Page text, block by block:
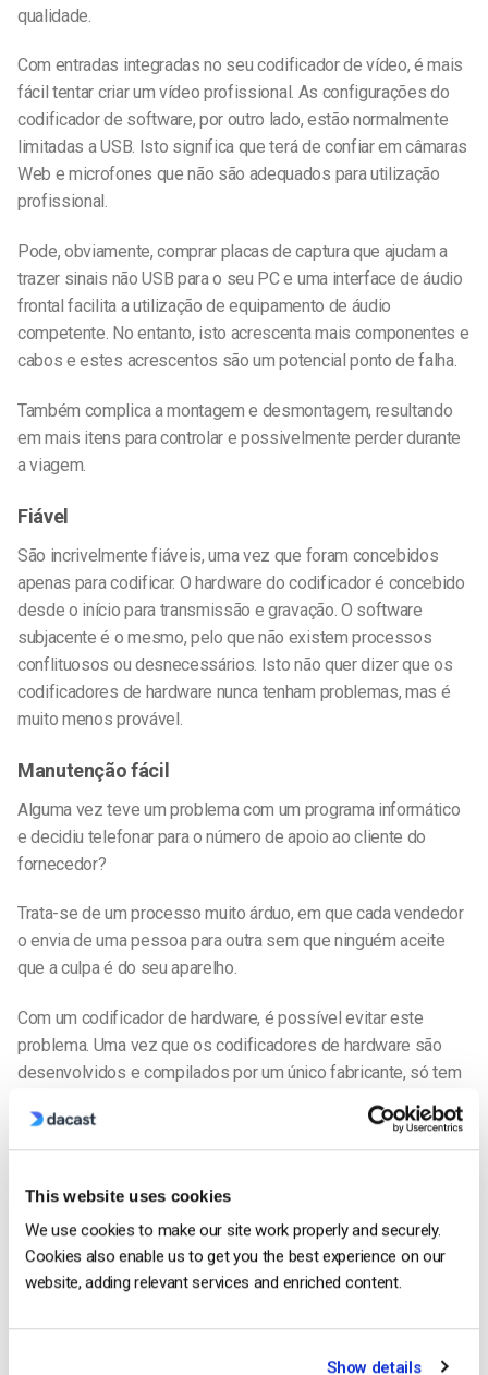
This website uses cookies
We use cookies to make our site work properly and securely.
Cookies also enable us to get you the best experience on our
website, adding relevant services and enriched content.
Show details
qualidade.
Com entradas integradas no seu codificador de vídeo, é mais
fácil tentar criar um vídeo profissional. As configurações do
codificador de software, por outro lado, estão normalmente
limitadas a USB. Isto significa que terá de confiar em câmaras
Web e microfones que não são adequados para utilização
profissional.
Pode, obviamente, comprar placas de captura que ajudam a
trazer sinais não USB para o seu PC e uma interface de áudio
frontal facilita a utilização de equipamento de áudio
competente. No entanto, isto acrescenta mais componentes e
cabos e estes acrescentos são um potencial ponto de falha.
Também complica a montagem e desmontagem, resultando
em mais itens para controlar e possivelmente perder durante
a viagem.
Fiável
São incrivelmente fiáveis, uma vez que foram concebidos
apenas para codificar. O hardware do codificador é concebido
desde o início para transmissão e gravação. O software
subjacente é o mesmo, pelo que não existem processos
conflituosos ou desnecessários. Isto não quer dizer que os
codificadores de hardware nunca tenham problemas, mas é
muito menos provável.
Manutenção fácil
Alguma vez teve um problema com um programa informático
e decidiu telefonar para o número de apoio ao cliente do
fornecedor?
Trata-se de um processo muito árduo, em que cada vendedor
o envia de uma pessoa para outra sem que ninguém aceite
que a culpa é do seu aparelho.
Com um codificador de hardware, é possível evitar este
problema. Uma vez que os codificadores de hardware são
desenvolvidos e compilados por um único fabricante, só tem
um ponto de contacto. Isto faz com que a reparação ou
substituição do seu sistema seja um processo relativamente
indolor.
Contras do codificador de hardware
Custo
A principal desvantagem de um codificador de hardware é o
dólares e aumentam a partir daí, tornando-os inacessíveis